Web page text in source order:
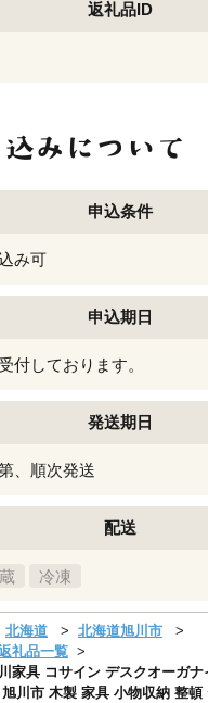
返礼品ID
申込条件
み可
申込期日
付しております。
発送期日
、順次発送
配送
冷凍
北海道
北海道旭川市
礼品一覧
家具 コサイン デスクオーガ
川市 木製 家具 小物収納 整頓